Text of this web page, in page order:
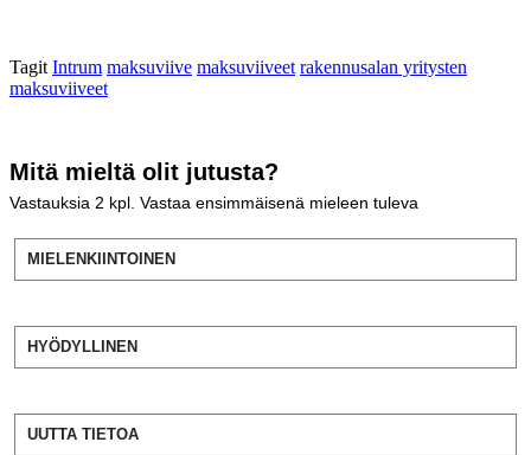
Tagit Intrum maksuviive maksuviiveet rakennusalan yritysten
maksuviiveet
Mitä mieltä olit jutusta?
Vastauksia 2 kpl. Vastaa ensimmäisenä mieleen tuleva
MIELENKIINTOINEN
HYÖDYLLINEN
UUTTA TIETOA